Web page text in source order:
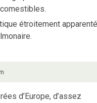
étroitement
d’Europe, d’assez